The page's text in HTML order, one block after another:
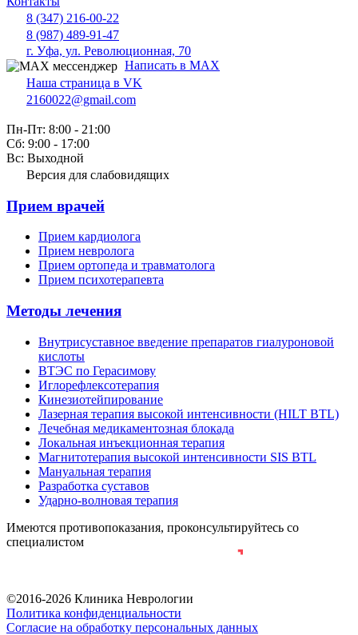
8 (347) 216-00-22
8 (987) 489-91-47
г. Уфа, ул. Революционная, 70
Написать в MAX
Наша страница в VK
2160022@gmail.com
Пн-Пт: 8:00 - 21:00
Сб: 9:00 - 17:00
Вс: Выходной
Версия для слабовидящих
Прием врачей
Прием кардиолога
Прием невролога
Прием ортопеда и травматолога
Прием психотерапевта
Методы лечения
Внутрисуставное введение препаратов гиалуроновой
кислоты
ВТЭС по Герасимову
Иглорефлексотерапия
Кинезиотейпирование
Лазерная терапия высокой интенсивности (HILT BTL)
Лечебная медикаментозная блокада
Локальная инъекционная терапия
Магнитотерапия высокой интенсивности SIS BTL
Мануальная терапия
Разработка суставов
Ударно-волновая терапия
Имеются противопоказания, проконсультируйтесь со
специалистом
©2016-2026 Клиника Неврологии
Политика конфиденциальности
Согласие на обработку персональных данных